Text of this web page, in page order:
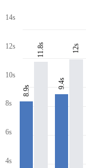
14s
12s
10s
8s
6s
4s
8.9s
11.8s
9.4s
12s